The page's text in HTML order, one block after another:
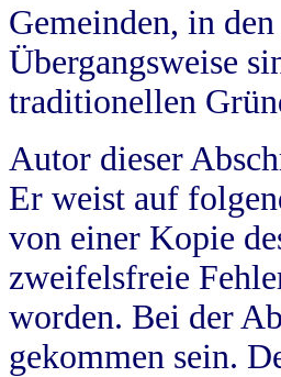
Gemeinden, in
Übergangsweise
traditionellen
Autor dieser
Er weist auf
von einer Kopie
zweifelsfreie
worden. Bei der
gekommen sein.